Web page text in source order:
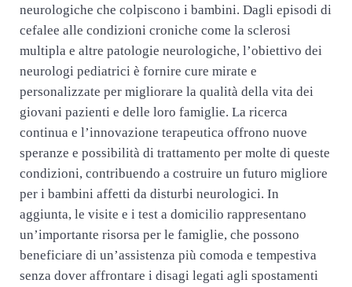
neurologiche che colpiscono i bambini. Dagli episodi di
cefalee alle condizioni croniche come la sclerosi
multipla e altre patologie neurologiche, l’obiettivo dei
neurologi pediatrici è fornire cure mirate e
personalizzate per migliorare la qualità della vita dei
giovani pazienti e delle loro famiglie. La ricerca
continua e l’innovazione terapeutica offrono nuove
speranze e possibilità di trattamento per molte di queste
condizioni, contribuendo a costruire un futuro migliore
per i bambini affetti da disturbi neurologici. In
aggiunta, le visite e i test a domicilio rappresentano
un’importante risorsa per le famiglie, che possono
beneficiare di un’assistenza più comoda e tempestiva
senza dover affrontare i disagi legati agli spostamenti